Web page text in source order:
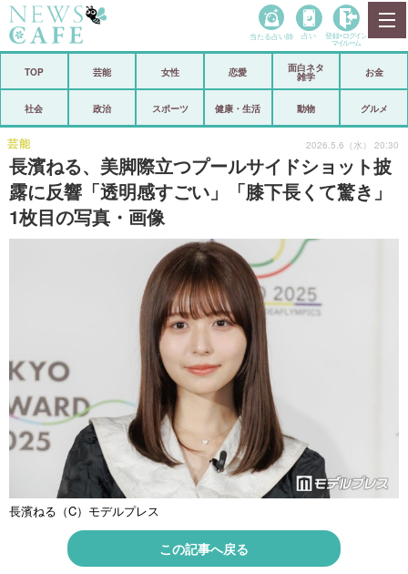
政治
芸能 スポーツ
恋愛
アリ／ナシ
ショップ
登録・ログイン/マイルーム
当たる占い師 占い 登録• ログイン
マイルーム
TOP 芸能 女性 恋愛
面白ネタ
雑学
お金
社会 政治 スポーツ 健康・生活 動物 グルメ
長濱ねる、美脚際立つプールサイドショット披
露に反響「透明感すごい」「膝下長くて驚き」
1枚目の写真・画像
芸能 2026.5.6（水） 20:30
長濱ねる（C）モデルプレス
この記事へ戻る